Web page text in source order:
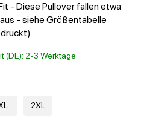
- Diese Pullover fallen etwa
- siehe Größentabelle
(DE): 2-3 Werktage
2XL